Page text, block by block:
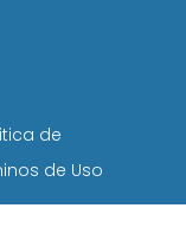
de
de Uso